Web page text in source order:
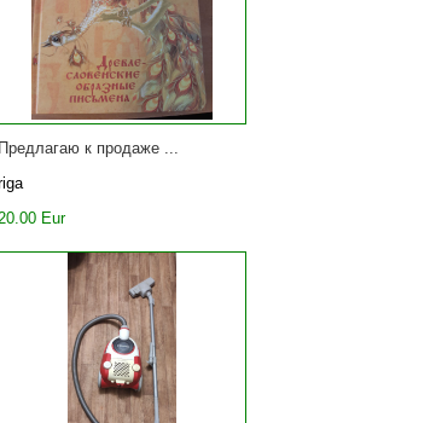
Предлагаю к продаже ...
Eur